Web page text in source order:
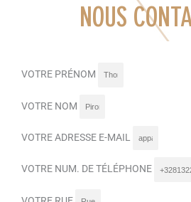
NOUS
VOTRE PRÉNOM
VOTRE NOM